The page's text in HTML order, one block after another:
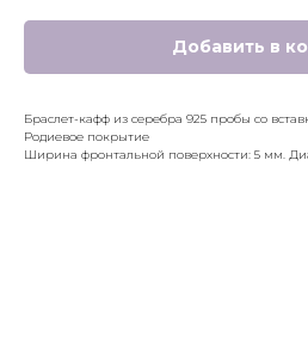
Добавить в
Браслет-кафф из серебра 925 пробы со
Родиевое покрытие
Ширина фронтальной поверхности: 5 мм.